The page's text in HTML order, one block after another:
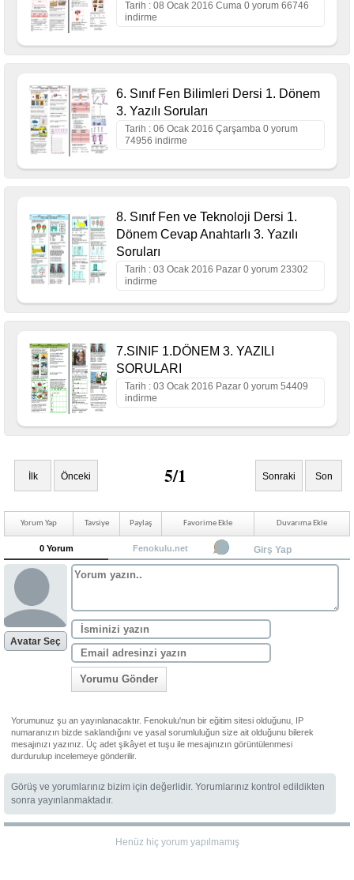
Tarih : 08 Ocak 2016 Cuma 0 yorum 66746
indirme
6. Sınıf Fen Bilimleri Dersi 1. Dönem
3. Yazılı Soruları
Tarih : 06 Ocak 2016 Çarşamba 0 yorum
74956 indirme
8. Sınıf Fen ve Teknoloji Dersi 1.
Dönem Cevap Anahtarlı 3. Yazılı
Soruları
Tarih : 03 Ocak 2016 Pazar 0 yorum 23302
indirme
7.SINIF 1.DÖNEM 3. YAZILI
SORULARI
Tarih : 03 Ocak 2016 Pazar 0 yorum 54409
indirme
İlk Önceki 5/1 Sonraki Son
Yorum Yap Tavsiye Paylaş Favorime Ekle Duvarıma Ekle
0 Yorum Fenokulu.net Girş Yap
Avatar Seç
Yorumu Gönder
Yorumunuz şu an yayınlanacaktır. Fenokulu'nun bir eğitim sitesi olduğunu, IP
numaranızın bizde saklandığını ve yasal sorumluluğun size ait olduğunu bilerek
mesajınızı yazınız. Üç adet şikâyet et tuşu ile mesajınızın görüntülenmesi
durdurulup incelemeye gönderilir.
Görüş ve yorumlarınız bizim için değerlidir. Yorumlarınız kontrol edildikten
sonra yayınlanmaktadır.
Henüz hiç yorum yapılmamış